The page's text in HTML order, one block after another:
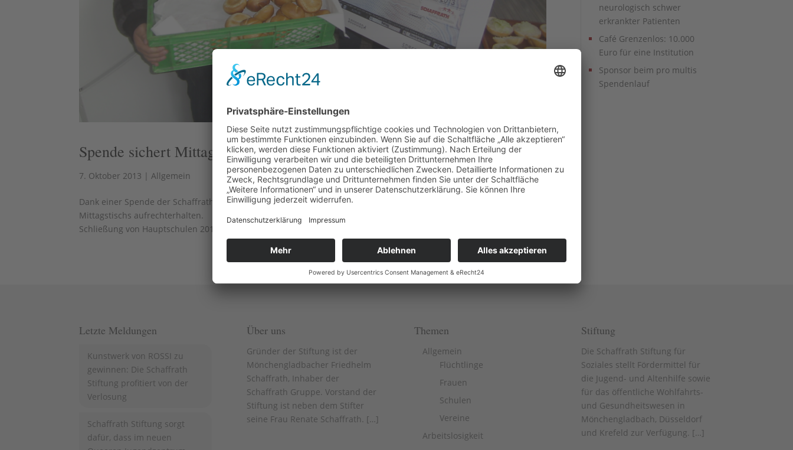
Spende sichert Mittagsverpflegung der Hauptschüler
7. Oktober 2013 | Allgemein
Dank einer Spende der Schaffrath Stiftung über 5.000 Euro kann die Theodor-Heuss-Schule das Angebot eines
Mittagstischs aufrechterhalten. Die Theodor-Heuss-Schule im Ortsteil Stahldorf muss den Schulbetrieb im Zuge der
Schließung von Hauptschulen 2015 einstellen....
neurologisch schwer
erkrankter Patienten
Café Grenzenlos: 10.000
Euro für eine Institution
Sponsor beim pro multis
Spendenlauf
Letzte Meldungen
Kunstwerk von ROSSI zu
gewinnen: Die Schaffrath
Stiftung profitiert von der
Verlosung
Schaffrath Stiftung sorgt
dafür, dass im neuen
Über uns
Gründer der Stiftung ist der
Mönchengladbacher Friedhelm
Schaffrath, Inhaber der
Schaffrath Gruppe. Vorstand der
Stiftung ist neben dem Stifter
seine Frau Renate Schaffrath. […]
Themen
Allgemein
Flüchtlinge
Frauen
Schulen
Vereine
Arbeitslosigkeit
Stiftung
Die Schaffrath Stiftung für
Soziales stellt Fördermittel für
die Jugend- und Altenhilfe sowie
für das öffentliche Wohlfahrts-
und Gesundheitswesen in
Mönchengladbach, Düsseldorf
und Krefeld zur Verfügung. […]